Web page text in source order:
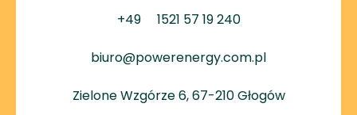
+49 1521 57 19 240
biuro@powerenergy.com.pl
Zielone Wzgórze 6, 67-210 Głogów